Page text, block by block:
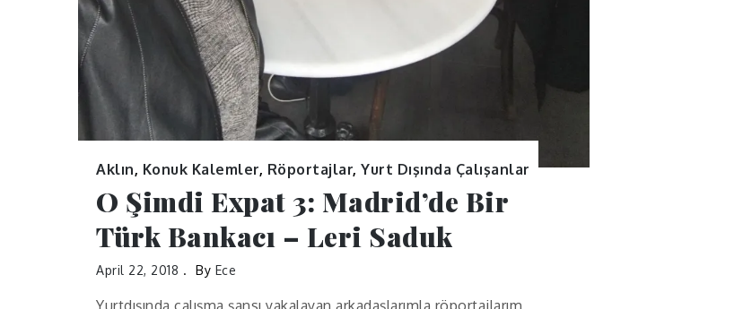
Aklın, Konuk Kalemler, Röportajlar, Yurt Dışında Çalışanlar
O Şimdi Expat 3: Madrid’de Bir
Türk Bankacı – Leri Saduk
April 22, 2018 By Ece
Yurtdışında çalışma şansı yakalayan arkadaşlarımla röportajlarım